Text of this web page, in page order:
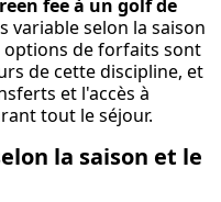
fee à un golf de
variable selon la saison
de forfaits sont
de cette discipline, et
et l'accès à
tout le séjour.
la saison et le